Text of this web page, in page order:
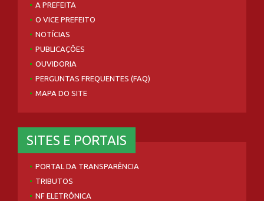
A PREFEITA
O VICE PREFEITO
NOTÍCIAS
PUBLICAÇÕES
OUVIDORIA
PERGUNTAS FREQUENTES (FAQ)
MAPA DO SITE
SITES E PORTAIS
PORTAL DA TRANSPARÊNCIA
TRIBUTOS
NF ELETRÔNICA